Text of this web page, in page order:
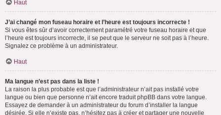
Haut
J’ai changé mon fuseau horaire et l’heure est toujours incorrecte !
Si vous êtes sûr d’avoir correctement paramétré votre fuseau horaire et que
l’heure est toujours incorrecte, il se peut que le serveur ne soit pas à l’heure.
Signalez ce problème à un administrateur.
Haut
Ma langue n’est pas dans la liste !
La raison la plus probable est que l’administrateur n’ait pas installé votre
langue ou bien que personne n’ait encore traduit phpBB dans votre langue.
Essayez de demander à un administrateur du forum d’installer la langue
désirée. Si elle n’existe pas, n’hésitez pas à créer et partager une nouvelle